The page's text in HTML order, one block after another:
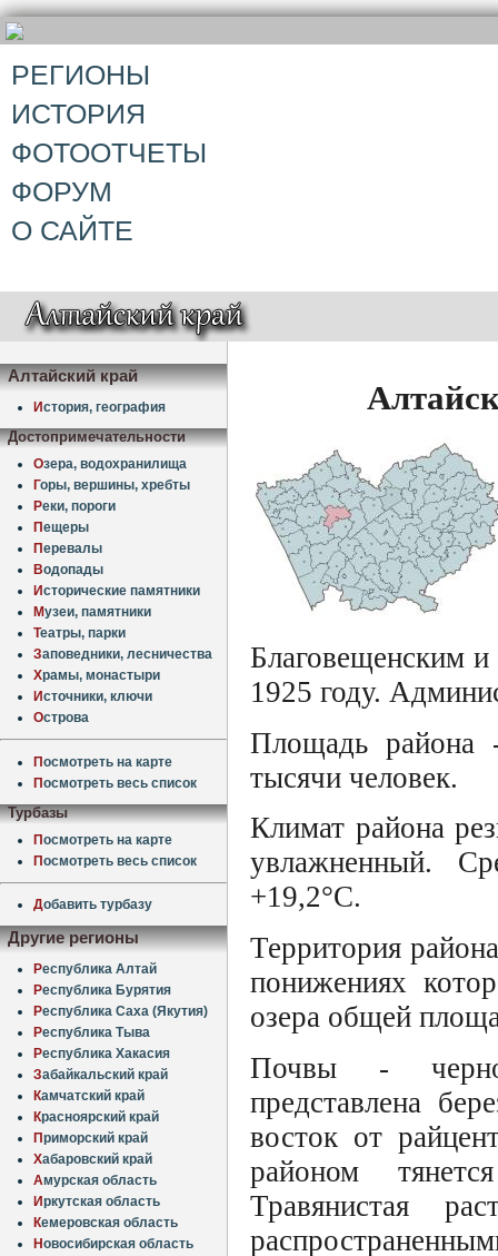
РЕГИОНЫ
ИСТОРИЯ
ФОТООТЧЕТЫ
ФОРУМ
О САЙТЕ
Алтайский край
История, география
Достопримечательности
Озера, водохранилища
Горы, вершины, хребты
Реки, пороги
Пещеры
Перевалы
Водопады
Исторические памятники
Музеи, памятники
Театры, парки
Заповедники, лесничества
Храмы, монастыри
Источники, ключи
Острова
Посмотреть на карте
Посмотреть весь список
Турбазы
Посмотреть на карте
Посмотреть весь список
Добавить турбазу
Другие регионы
Республика Алтай
Республика Бурятия
Республика Саха (Якутия)
Республика Тыва
Республика Хакасия
Забайкальский край
Камчатский край
Красноярский край
Приморский край
Хабаровский край
Амурская область
Иркутская область
Кемеровская область
Новосибирская область
Благовещенским
1925 году.
Площадь района
тысячи человек.
Климат района
увлажненный.
+19,2°C.
Территория
понижениях
озера общей
Почвы -
представлена
восток от
районом
Травянистая